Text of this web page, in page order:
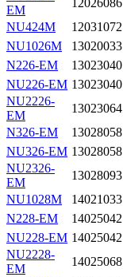
EM
NU424M
12031072
NU1026M
13020033
N226-EM
13023040
NU226-EM 13023040
NU2226-
EM
13023064
N326-EM
13028058
NU326-EM 13028058
NU2326-
EM
13028093
NU1028M
14021033
N228-EM
14025042
NU228-EM 14025042
NU2228-
EM
14025068